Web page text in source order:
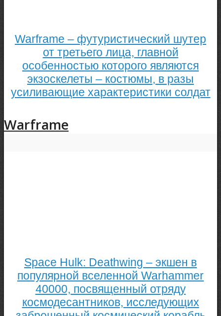
Warframe – футуристический шутер
от третьего лица, главной
особенностью которого являются
экзоскелеты – костюмы, в разы
усиливающие характеристики солдат
Warframe
Space Hulk: Deathwing – экшен в
популярной вселенной Warhammer
40000, посвященный отряду
космодесантников, исследующих